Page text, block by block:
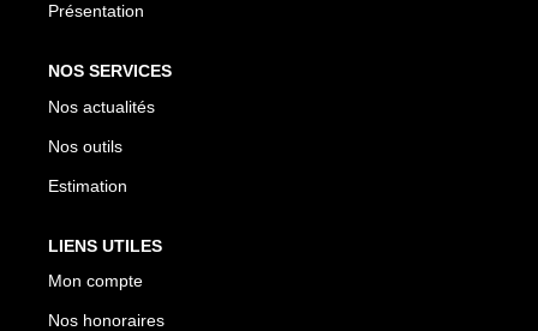
Présentation
NOS SERVICES
Nos actualités
Nos outils
Estimation
LIENS UTILES
Mon compte
Nos honoraires